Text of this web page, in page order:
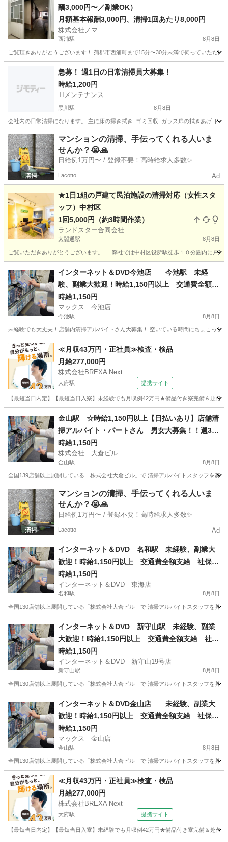
酬3,000円〜／副業OK）
月額基本報酬3,000円、清掃1回あたり8,000円
株式会社ノマ
西浦駅 8月8日
ご覧頂きありがとうございます！ 蒲郡市西浦町まで15分〜30分未満で伺っていただ
西浦駅 清掃 スタッフ
急募！ 週1日の日常清掃員大募集！
時給1,200円
TIメンテナンス
黒川駅 8月8日
会社内の日常清掃になります。 主に床の掃き拭き ゴミ回収 ガラス扉の拭きあげ ト
愛知 名古屋市 黒川駅 清掃
マンションの清掃、手伝ってくれる人いま
せんか？😭🙏
日給例1万円〜 / 登録不要！高時給求人多数✨
Lacotto Ad
★1日1組の戸建て民泊施設の清掃対応（女性スタ
ッフ）中村区
1回5,000円（約3時間作業）
ランドスター合同会社
太閤通駅 8月8日
ご覧いただきありがとうございます。 弊社では中村区役所駅徒歩１０分圏内に
太閤通駅 清掃 スタッフ
インターネット＆DVD今池店 今池駅 未経
験、副業大歓迎！時給1,150円以上 交通費全額支
給 髪型髪色自由 日払い、週払いOK！ 店舗内
清掃アルバイト 1日4時間以上 週1日からOK
時給1,150円
マックス 今池店
今池駅 8月8日
未経験でも大丈夫！店舗内清掃アルバイトさん大募集！ 空いている時間にちょこっ
愛知 名古屋市 今池駅 清掃 フリーダイヤル
≪月収43万円・正社員≫検査・検品
月給277,000円
株式会社BREXA Next
大府駅 提携サイト
【最短当日内定】【最短当日入寮】未経験でも月収例42万円★備品付き寮完備＆赴
大府駅 その他
金山駅 ☆時給1,150円以上【日払いあり】店舗清
掃アルバイト・パートさん 男女大募集！！週3日
以上1日4時間以上出来る方 簡単な内容のお掃除
なので初めてでも安心！
時給1,150円
株式会社 大倉ビル
金山駅 8月8日
全国139店舗以上展開している「株式会社大倉ビル」で 清掃アルバイトスタッフを募
愛知 名古屋市 金山駅 清掃
マンションの清掃、手伝ってくれる人いま
せんか？😭🙏
日給例1万円〜 / 登録不要！高時給求人多数✨
Lacotto Ad
インターネット＆DVD 名和駅 未経験、副業大
歓迎！時給1,150円以上 交通費全額支給 社保完
備 髪型髪色自由 日払い、週払いOK！ 店舗内
清掃アルバイト 1日4時間以上 週1日からOK
時給1,150円
インターネット＆DVD 東海店
名和駅 8月8日
全国130店舗以上展開している「株式会社大倉ビル」で 清掃アルバイトスタッフを募
名和駅 清掃 フリーダイヤル
インターネット＆DVD 新守山駅 未経験、副業
大歓迎！時給1,150円以上 交通費全額支給 社保
完備 髪型髪色自由 日払い、週払いOK！ 店舗
内清掃アルバイト 1日4時間以上 週1日からOK
時給1,150円
インターネット＆DVD 新守山19号店
新守山駅 8月8日
全国130店舗以上展開している「株式会社大倉ビル」で 清掃アルバイトスタッフを募
新守山駅 清掃 フリーダイヤル
インターネット＆DVD金山店 未経験、副業大
歓迎！時給1,150円以上 交通費全額支給 社保完
備 髪型髪色自由 日払い、OK！ 店舗内清掃ア
ルバイト 1日4時間以上 週1日からOK
時給1,150円
マックス 金山店
金山駅 8月8日
全国130店舗以上展開している「株式会社大倉ビル」で 清掃アルバイトスタッフを募
愛知 名古屋市 金山駅 清掃 フリーダイヤル
≪月収43万円・正社員≫検査・検品
月給277,000円
株式会社BREXA Next
大府駅 提携サイト
【最短当日内定】【最短当日入寮】未経験でも月収例42万円★備品付き寮完備＆赴